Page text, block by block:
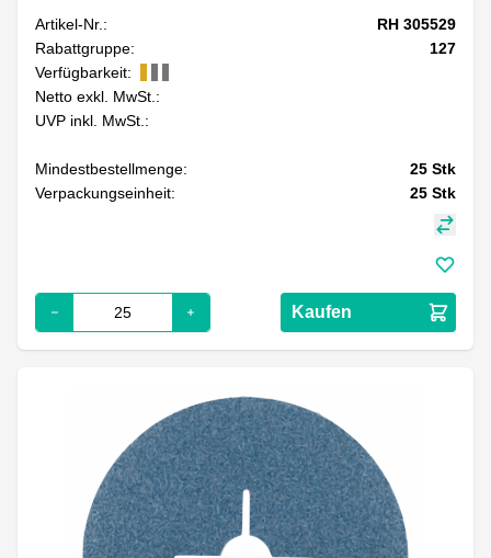
Artikel-Nr.:
RH 305529
Rabattgruppe:
127
Verfügbarkeit:
Netto exkl. MwSt.:
UVP inkl. MwSt.:
Mindestbestellmenge: 25 Stk
Verpackungseinheit:
25 Stk
Kaufen